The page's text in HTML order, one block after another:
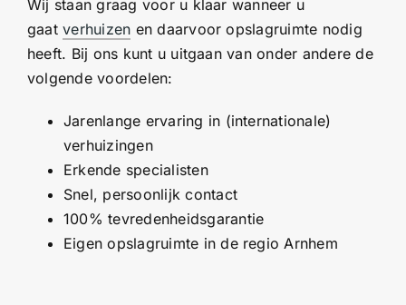
Wij staan graag voor u klaar wanneer u
gaatverhuizen en daarvoor opslagruimte nodig
heeft. Bij ons kunt u uitgaan van onder andere de
volgende voordelen:
Jarenlange ervaring in (internationale)
verhuizingen
Erkende specialisten
Snel, persoonlijk contact
100% tevredenheidsgarantie
Eigen opslagruimte in de regio Arnhem